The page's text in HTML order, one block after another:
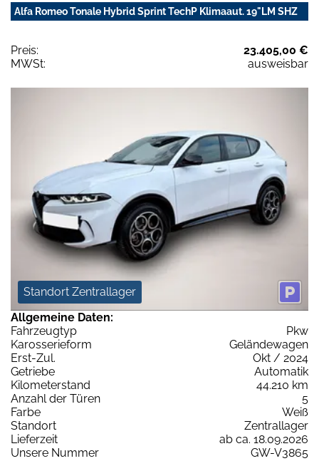
Alfa Romeo Tonale Hybrid Sprint TechP Klimaaut. 19"LM SHZ
Preis:
23.405,00 €
MWSt:
ausweisbar
Standort Zentrallager
Allgemeine Daten:
Fahrzeugtyp
Pkw
Karosserieform
Geländewagen
Erst-Zul.
Okt / 2024
Getriebe
Automatik
Kilometerstand
44.210 km
Anzahl der Türen
5
Farbe
Weiß
Standort
Zentrallager
Lieferzeit
ab ca. 18.09.2026
Unsere Nummer
GW-V3865